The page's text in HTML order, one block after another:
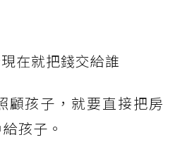
在就把錢交給誰
顧孩子，就要直接把房
孩子。